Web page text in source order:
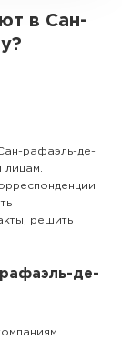
в Сан-
рафаэль-де-
решить
де-